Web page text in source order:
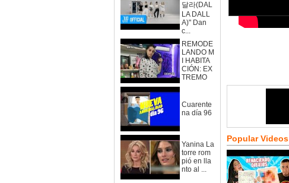
달라(DAL
LA DALL
A)" Dan
c...
REMODE
LANDO M
I HABITA
CIÓN: EX
TREMO
Cuarente
na día 96
Yanina La
torre rom
pió en lla
nto al ...
Popular Videos